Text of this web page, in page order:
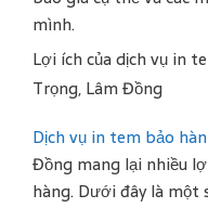
mình.
Lợi ích của dịch vụ in
Trọng, Lâm Đồng
Dịch vụ in tem bảo
Đồng mang lại nhiều
hàng. Dưới đây là một